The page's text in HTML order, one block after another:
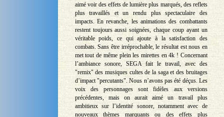
aimé voir des effets de lumière plus marqués, des reflets
plus travaillés et un rendu plus spectaculaire des
impacts. En revanche, les animations des combattants
restent toujours aussi soignées, chaque coup ayant un
véritable poids, ce qui ajoute à la satisfaction des
combats. Sans être irréprochable, le résultat est nous en
met tout de même plein les mirettes en 4k ! Concernant
l’ambiance sonore, SEGA fait le travail, avec des
"remix" des musiques cultes de la saga et des bruitages
d’impact "percutants". Nous n’avons pas été déçus. Les
voix des personnages sont fidèles aux versions
précédentes, mais on aurait aimé un travail plus
ambitieux sur l’identité sonore, notamment avec de
nouveaux thèmes marquants ou des effets plus